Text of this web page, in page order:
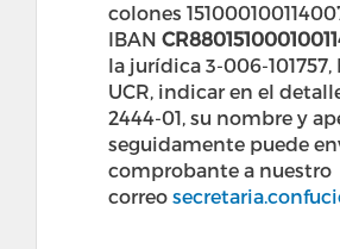
colones
IBAN
la jurídica 3-006-
UCR, indicar en el
2444-01, su nombre y
seguidamente puede
comprobante a nuestro
correo